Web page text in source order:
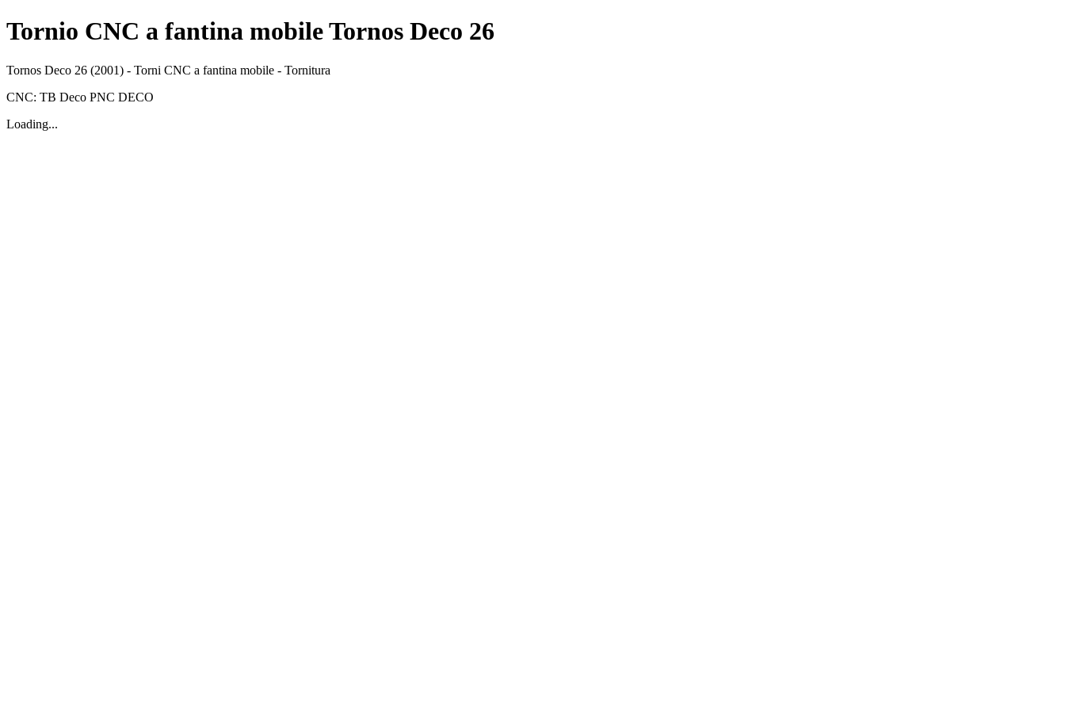
Tornio CNC a fantina mobile Tornos Deco 26
Tornos Deco 26 (2001) - Torni CNC a fantina mobile - Tornitura
CNC: TB Deco PNC DECO
Loading...